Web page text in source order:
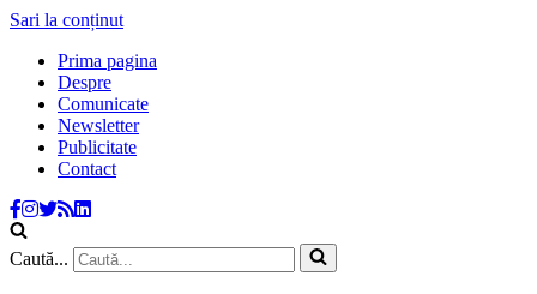
Sari la conținut
Prima pagina
Despre
Comunicate
Newsletter
Publicitate
Contact
Caută...